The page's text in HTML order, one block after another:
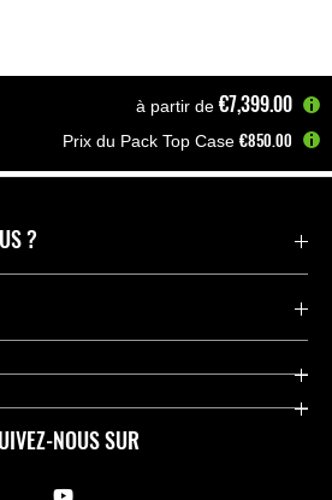
à partir de €7,399.00
Prix du Pack Top Case €850.00
Adventure KLE500 SE | 2026
NOUS SUR
?